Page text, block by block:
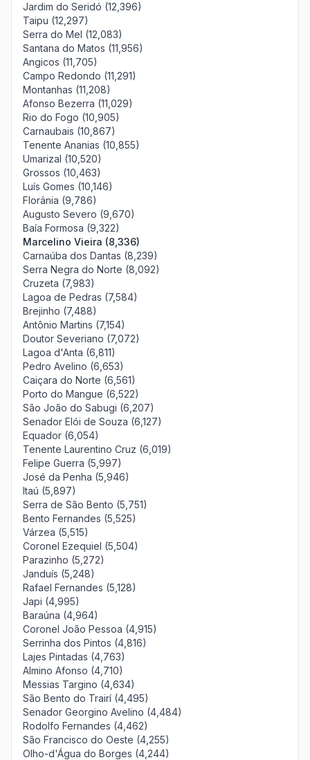
Jardim do Seridó (12,396)
Taipu (12,297)
Serra do Mel (12,083)
Santana do Matos (11,956)
Angicos (11,705)
Campo Redondo (11,291)
Montanhas (11,208)
Afonso Bezerra (11,029)
Rio do Fogo (10,905)
Carnaubais (10,867)
Tenente Ananias (10,855)
Umarizal (10,520)
Grossos (10,463)
Luís Gomes (10,146)
Florânia (9,786)
Augusto Severo (9,670)
Baía Formosa (9,322)
Marcelino Vieira (8,336)
Carnaúba dos Dantas (8,239)
Serra Negra do Norte (8,092)
Cruzeta (7,983)
Lagoa de Pedras (7,584)
Brejinho (7,488)
Antônio Martins (7,154)
Doutor Severiano (7,072)
Lagoa d'Anta (6,811)
Pedro Avelino (6,653)
Caiçara do Norte (6,561)
Porto do Mangue (6,522)
São João do Sabugi (6,207)
Senador Elói de Souza (6,127)
Equador (6,054)
Tenente Laurentino Cruz (6,019)
Felipe Guerra (5,997)
José da Penha (5,946)
Itaú (5,897)
Serra de São Bento (5,751)
Bento Fernandes (5,525)
Várzea (5,515)
Coronel Ezequiel (5,504)
Parazinho (5,272)
Janduís (5,248)
Rafael Fernandes (5,128)
Japi (4,995)
Baraúna (4,964)
Coronel João Pessoa (4,915)
Serrinha dos Pintos (4,816)
Lajes Pintadas (4,763)
Almino Afonso (4,710)
Messias Targino (4,634)
São Bento do Trairí (4,495)
Senador Georgino Avelino (4,484)
Rodolfo Fernandes (4,462)
São Francisco do Oeste (4,255)
Olho-d'Água do Borges (4,244)